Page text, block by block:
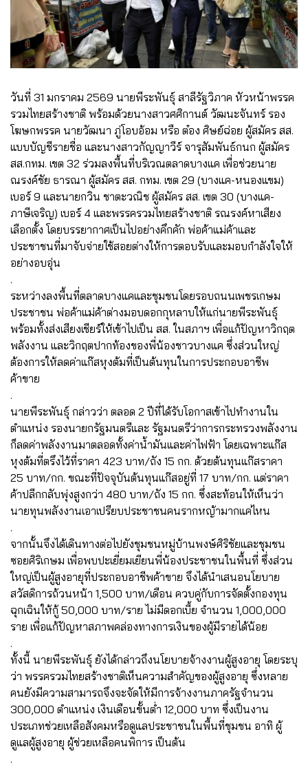
วันที่ 31 มกราคม 2569 นายพีระพันธุ์ สาลีรัฐวิภาค หัวหน้าพรรค
รวมไทยสร้างชาติ พร้อมด้วยนางสาวศศิกานต์ วัฒนะจันทร์ รอง
โฆษกพรรค นายวัฒนา ภู่โอบอ้อม หรือ ต๋อง ศิษย์ฉ่อย ผู้สมัคร สส.
แบบบัญชีรายชื่อ และนางสาวกัญญาวีร์ จารุสัมพันธ์กนก ผู้สมัคร
สส.กทม. เขต 32 ร่วมลงพื้นที่บริเวณตลาดบางแค เพื่อช่วยนาย
ณรงค์ชัย ธารณา ผู้สมัคร สส. กทม. เขต 29 (บางแค-หนองแขม)
เบอร์ 9 และนายกวิน ชาตะวณิช ผู้สมัคร สส. เขต 30 (บางแค-
ภาษีเจริญ) เบอร์ 4 และพรรครวมไทยสร้างชาติ รณรงค์หาเสียง
เลือกตั้ง โดยบรรยากาศเป็นไปอย่างคึกคัก พ่อค้าแม่ค้าและ
ประชาชนที่มาจับจ่ายใช้สอยต่างให้การตอบรับและมอบกำลังใจให้
อย่างอบอุ่น
.
ระหว่างลงพื้นที่ตลาดบางแคและชุมชนโดยรอบถนนเพชรเกษม
ประชาชน พ่อค้าแม่ค้าต่างมอบดอกกุหลาบให้แก่นายพีระพันธุ์
พร้อมทั้งส่งเสียงเชียร์ให้เข้าไปเป็น สส. ในสภาฯ เพื่อแก้ปัญหาวิกฤต
พลังงาน และวิกฤตปากท้องของพี่น้องชาวบางแค ซึ่งส่วนใหญ่
ต้องการให้ลดค่าแก๊สหุงต้มที่เป็นต้นทุนในการประกอบอาชีพ
ค้าขาย
.
นายพีระพันธุ์ กล่าวว่า ตลอด 2 ปีที่ได้รับโอกาสเข้าไปทำงานใน
ตำแหน่ง รองนายกรัฐมนตรีและ รัฐมนตรีว่าการกระทรวงพลังงาน
ก็ลดค่าพลังงานมาตลอดทั้งค่าน้ำมันและค่าไฟฟ้า โดยเฉพาะแก๊ส
หุงต้มที่ตรึงไว้ที่ราคา 423 บาท/ถัง 15 กก. ด้วยต้นทุนแก๊สราคา
25 บาท/กก. ขณะที่ปัจจุบันต้นทุนแก๊สอยู่ที่ 17 บาท/กก. แต่ราคา
ค้าปลีกกลับพุ่งสูงกว่า 480 บาท/ถัง 15 กก. ซึ่งสะท้อนให้เห็นว่า
นายทุนพลังงานเอาเปรียบประชาชนคนรากหญ้ามากแค่ไหน
.
จากนั้นจึงได้เดินทางต่อไปยังชุมชนหมู่บ้านพงษ์ศิริชัยและชุมชน
ซอยศิริเกษม เพื่อพบปะเยี่ยมเยียนพี่น้องประชาชนในพื้นที่ ซึ่งส่วน
ใหญ่เป็นผู้สูงอายุที่ประกอบอาชีพค้าขาย จึงได้นำเสนอนโยบาย
สวัสดิการถ้วนหน้า 1,500 บาท/เดือน ควบคู่กับการจัดตั้งกองทุน
ฉุกเฉินให้กู้ 50,000 บาท/ราย ไม่มีดอกเบี้ย จำนวน 1,000,000
ราย เพื่อแก้ปัญหาสภาพคล่องทางการเงินของผู้มีรายได้น้อย
.
ทั้งนี้ นายพีระพันธุ์ ยังได้กล่าวถึงนโยบายจ้างงานผู้สูงอายุ โดยระบุ
ว่า พรรครวมไทยสร้างชาติเห็นความสำคัญของผู้สูงอายุ ซึ่งหลาย
คนยังมีความสามารถจึงจะจัดให้มีการจ้างงานภาครัฐจำนวน
300,000 ตำแหน่ง เงินเดือนขั้นต่ำ 12,000 บาท ซึ่งเป็นงาน
ประเภทช่วยเหลือสังคมหรือดูแลประชาชนในพื้นที่ชุมชน อาทิ ผู้
ดูแลผู้สูงอายุ ผู้ช่วยเหลือคนพิการ เป็นต้น
.